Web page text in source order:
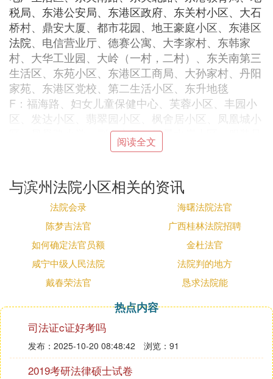
税局、东港公安局、东港区政府、东关村小区、大石
桥村、鼎安大厦、都市花园、地王豪庭小区、东港区
法院、电信营业厅、德赛公寓、大李家村、东韩家
村、大华工业园、大岭（一村，二村）、东关南第三
生活区、东苑小区、东港区工商局、大孙家村、丹阳
家苑、东港区党校、第二生活小区、东升地毯
F：福海路、妇女儿童保健中心、芙蓉小区、丰园小
区、发达小区、翡翠园小区、枫舍居小区、凤凰城小
区、凤凰路小学、副食市场、风景水岸小区、服装品
路、格林蓝天小区、高新区管委、广州本田4S店、高
新创业区、高新创业中心园、港一，二，三，四，五
生活区、观海苑建材市场、公园路、工人文化宫、古
城星座、国际大厦、贵和大厦、高家岭小区、公安局
家属院、港务局第三生活区、国际名庭小区、国土资
源局、公路局、国家税务局、公安局、供电公司、郭
家胡子、高家村、广电大厦、港务局中学
H：海正汽车、鸿发汽车
J：胶州路、济南路、金阳路济南路、莒州路、佳缘
大酒店、金马生活四，三，二区、金马工业园、聚贤
佳苑小区、锦江之星旅馆、金港大厦、金山宾馆、家
家乐服装城、建委大厦、军分区、教育局、疾控中
心、姜家村、九点阳光花园小区、金果大酒店、锦绣
阅读全文
与滨州法院小区相关的资讯
法院会录
海曙法院法官
陈梦吉法官
广西桂林法院招聘
如何确定法官员额
金杜法官
咸宁中级人民法院
法院判的地方
戴春荣法官
恳求法院能
热点内容
司法证c证好考吗
发布：2025-10-20 08:48:42 浏览：91
2019考研法律硕士试卷